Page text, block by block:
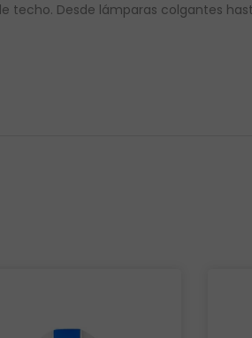
Desde lámparas colgantes